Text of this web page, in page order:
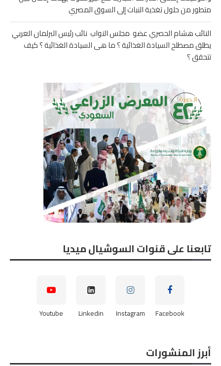
متطور من حلول تغذية النبات إلى السوق المصري
النائب هشام الحصري عضو مجلس النواب نائب رئيس البرلمان العربي
يطلق مصطلح السيادة الغذائية ؟ ما هى السيادة الغذائية ؟ كيف
تتحقق ؟
تابعنا على قنوات السوشيال ميديا
Facebook
Instagram
Linkedin
Youtube
أبرز المنشورات